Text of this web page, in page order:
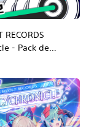
RECORDS
- Pack de
2, Lumen: ♪Dolor
reposo
de ocaso